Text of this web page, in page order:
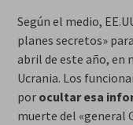
Según el medio,
planes secretos»
abril de este año, en
Ucrania. Los
por ocultar esa
muerte del «general